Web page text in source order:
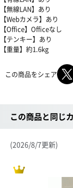
【無線LAN】あり
【Webカメラ】あり
【Office】Officeなし
【テンキー】あり
【重量】約1.6kg
この商品をシェア
この商品と同じ
(2026/8/7更新)